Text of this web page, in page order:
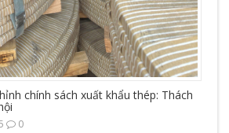
chính sách xuất khẩu thép: Thách
0